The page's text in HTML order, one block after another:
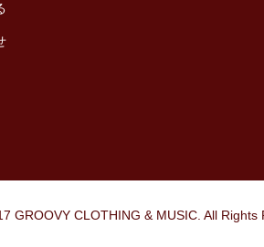
GROOVY CLOTHING & MUSIC. All Rights